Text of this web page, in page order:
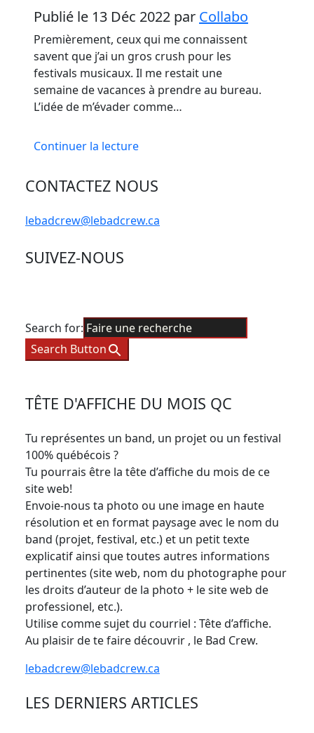
Publié le 13 Déc 2022 par Collabo
Premièrement, ceux qui me connaissent
savent que j’ai un gros crush pour les
festivals musicaux. Il me restait une
semaine de vacances à prendre au bureau.
L’idée de m’évader comme…
Continuer la lecture
CONTACTEZ NOUS
lebadcrew@lebadcrew.ca
SUIVEZ-NOUS
Search for:
Search Button
TÊTE D'AFFICHE DU MOIS QC
Tu représentes un band, un projet ou un festival
100% québécois ?
Tu pourrais être la tête d’affiche du mois de ce
site web!
Envoie-nous ta photo ou une image en haute
résolution et en format paysage avec le nom du
band (projet, festival, etc.) et un petit texte
explicatif ainsi que toutes autres informations
pertinentes (site web, nom du photographe pour
les droits d’auteur de la photo + le site web de
professionel, etc.).
Utilise comme sujet du courriel : Tête d’affiche.
Au plaisir de te faire découvrir , le Bad Crew.
lebadcrew@lebadcrew.ca
LES DERNIERS ARTICLES